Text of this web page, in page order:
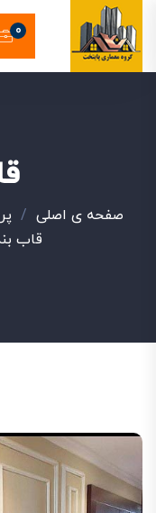
0
صفحه ی اصلی /
قاب